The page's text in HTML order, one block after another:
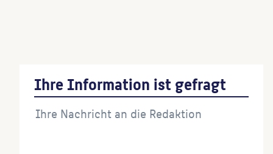
Ihre Information ist gefragt